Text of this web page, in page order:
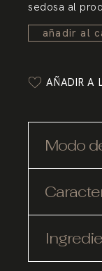
sedosa al
añadir al
AÑADIR A
Modo